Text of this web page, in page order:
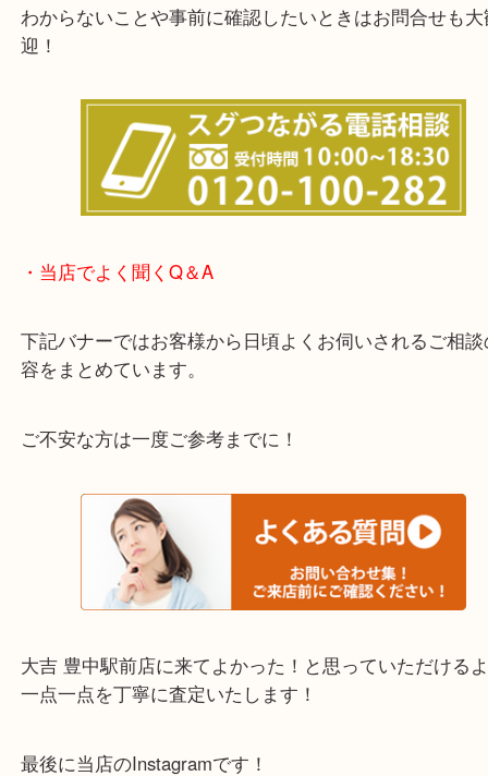
他にも店頭査定も大歓迎！！
わからないことや事前に確認したいときはお問合せ
迎！
下記バナーではお客様から日頃よくお伺いされるご